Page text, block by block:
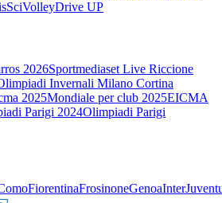
SciVolleyDrive UP
2026Sportmediaset Live Riccione
Invernali Milano Cortina
2025Mondiale per club 2025EICMA
Parigi 2024Olimpiadi Parigi
FiorentinaFrosinoneGenoaInter